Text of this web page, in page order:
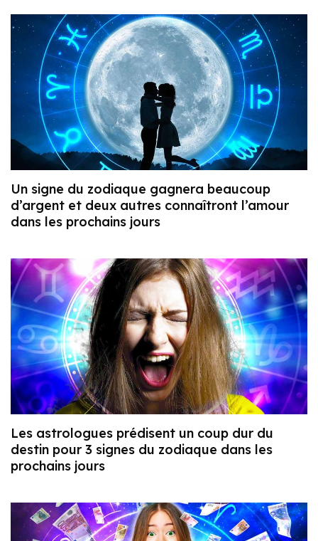
Un signe du zodiaque gagnera beaucoup
d’argent et deux autres connaîtront l’amour
dans les prochains jours
Les astrologues prédisent un coup dur du
destin pour 3 signes du zodiaque dans les
prochains jours